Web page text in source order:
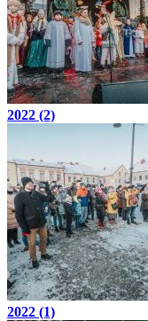
2022 (2)
2022 (1)